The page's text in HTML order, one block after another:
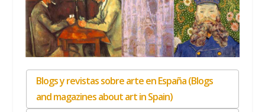
Blogs y revistas sobre arte en España (Blogs
and magazines about art in Spain)